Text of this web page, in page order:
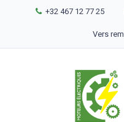
+32 467 12 77 25
Vers